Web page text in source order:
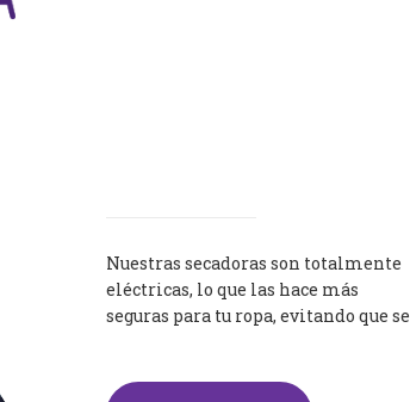
Nuestras secadoras son totalmente
eléctricas, lo que las hace más
seguras para tu ropa, evitando que se